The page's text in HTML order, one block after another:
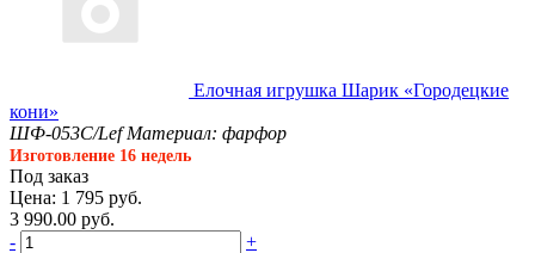
Елочная игрушка Шарик «Городецкие
кони»
ШФ-053С/Lef Материал: фарфор
Изготовление 16 недель
Под заказ
Цена: 1 795 руб.
3 990.00 руб.
-
+